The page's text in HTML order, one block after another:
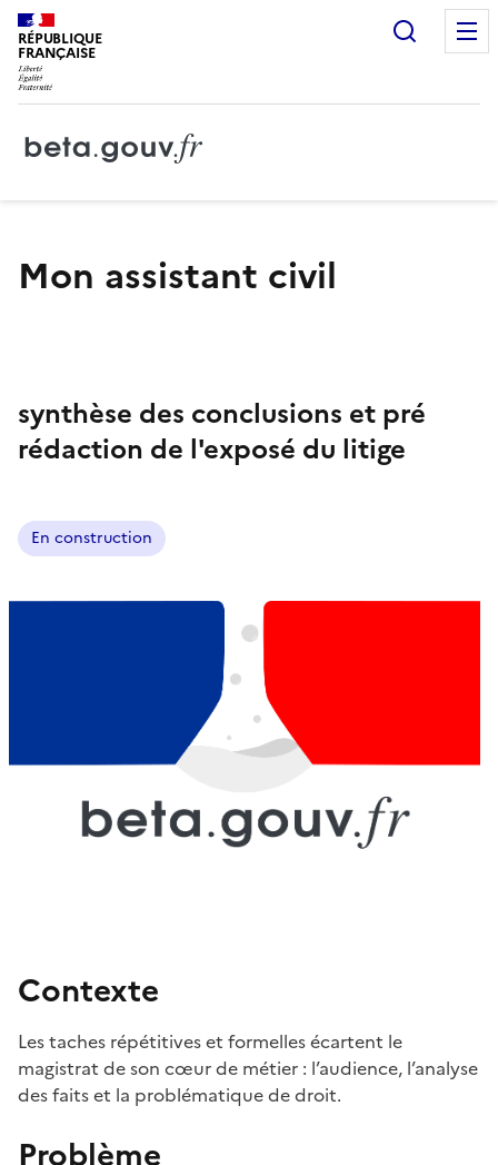
RÉPUBLIQUE
FRANÇAISE
Mon assistant civil
synthèse des conclusions et pré
rédaction de l'exposé du litige
En construction
Contexte
Les taches répétitives et formelles écartent le
magistrat de son cœur de métier : l’audience, l’analyse
des faits et la problématique de droit.
Problème